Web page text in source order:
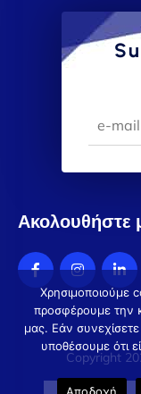
Ακολουθήστε
Copyright
Χρησιμοποιούμε
προσφέρουμε την
μας. Εάν
υποθέσουμε ότι
Αποδοχή